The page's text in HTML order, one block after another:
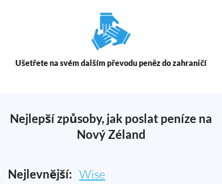
Ušetřete na svém dalším převodu peněz do zahraničí
Nejlepší způsoby, jak poslat peníze na
Nový Zéland
Nejlevnější: Wise